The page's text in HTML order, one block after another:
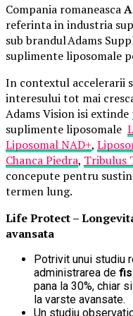
Compania romaneasca
referinta in industria
sub brandul Adams
suplimente liposomale
In contextul accelerarii
interesului tot mai
Adams Vision isi
suplimente liposomale
Liposomal NAD+,
Chanca Piedra, Tribulus
concepute pentru
termen lung.
Life Protect –
avansata
Potrivit unui studiu
administrarea de
pana la 30%, chiar
la varste avansate.
Un studiu